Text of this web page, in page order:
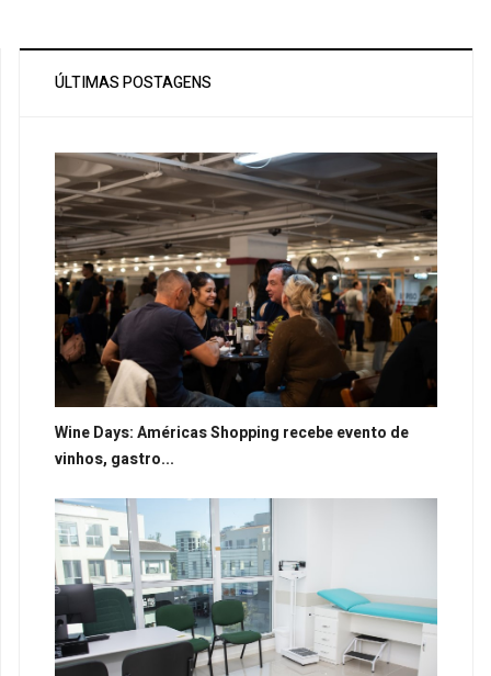
ÚLTIMAS POSTAGENS
Wine Days: Américas Shopping recebe evento de
vinhos, gastro...